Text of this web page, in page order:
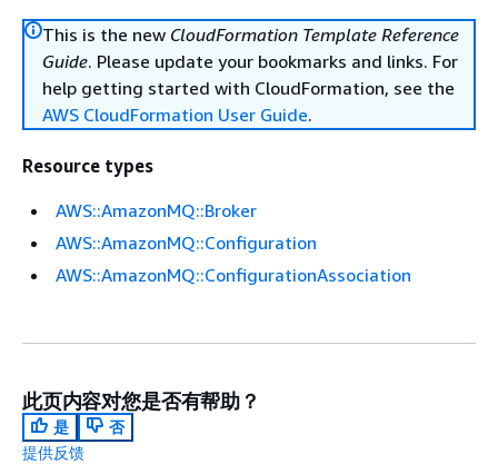
This is the new CloudFormation Template Reference
Guide. Please update your bookmarks and links. For
help getting started with CloudFormation, see the
AWS CloudFormation User Guide.
Resource types
AWS::AmazonMQ::Broker
AWS::AmazonMQ::Configuration
AWS::AmazonMQ::ConfigurationAssociation
此页内容对您是否有帮助？
是
否
提供反馈